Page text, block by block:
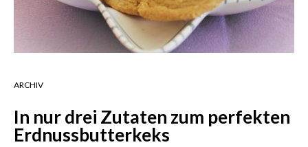
ARCHIV
In nur drei Zutaten zum perfekten
Erdnussbutterkeks